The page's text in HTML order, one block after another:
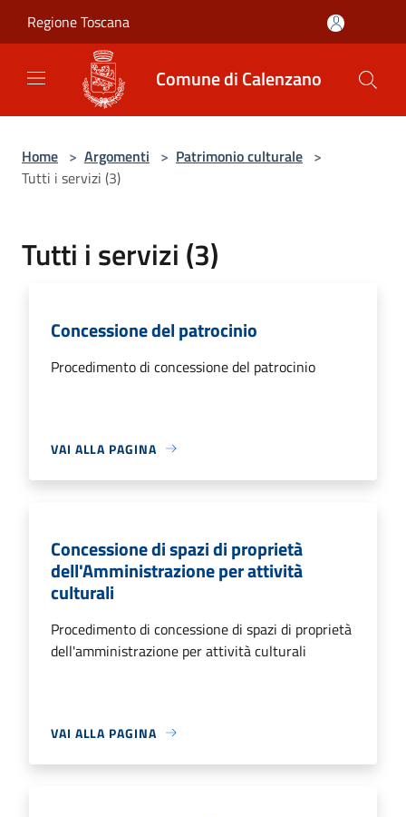
Regione Toscana
Comune di Calenzano
Home > Argomenti > Patrimonio culturale >
Tutti i servizi (3)
Tutti i servizi (3)
Concessione del patrocinio
Procedimento di concessione del patrocinio
VAI ALLA PAGINA
Concessione di spazi di proprietà
dell'Amministrazione per attività
culturali
Procedimento di concessione di spazi di proprietà
dell'amministrazione per attività culturali
VAI ALLA PAGINA